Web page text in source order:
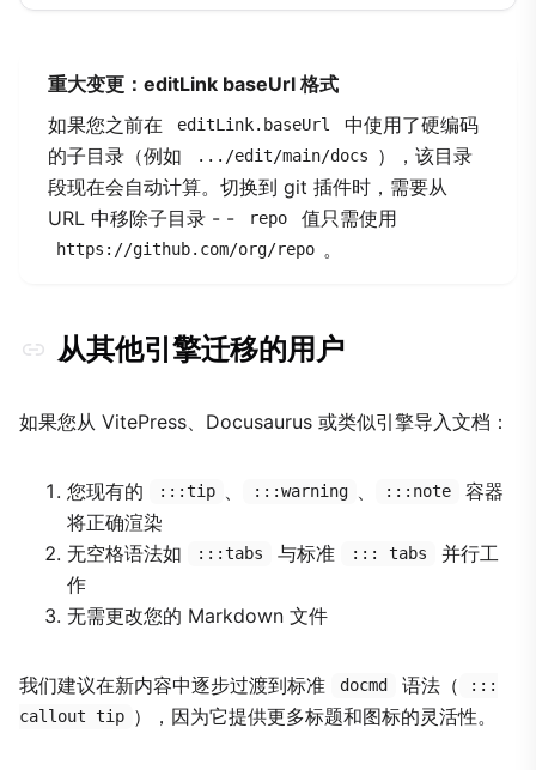
重大变更：editLink baseUrl 格式
如果您之前在
editLink.baseUrl
中使用了硬编码
的子目录（例如
.../edit/main/docs
），该目录
段现在会自动计算。切换到 git 插件时，需要从
URL 中移除子目录 - -
repo 值只需使用
https://github.com/org/repo 。
从其他引擎迁移的用户
如果您从 VitePress、Docusaurus 或类似引擎导入文档：
您现有的 :::tip :::warning :::note
容器
将正确渲染
无空格语法如
:::tabs 与标准 ::: tabs
并行工
作
无需更改您的 Markdown 文件
我们建议在新内容中逐步过渡到标准 docmd 语法（
:::
callout tip ），因为它提供更多标题和图标的灵活性。